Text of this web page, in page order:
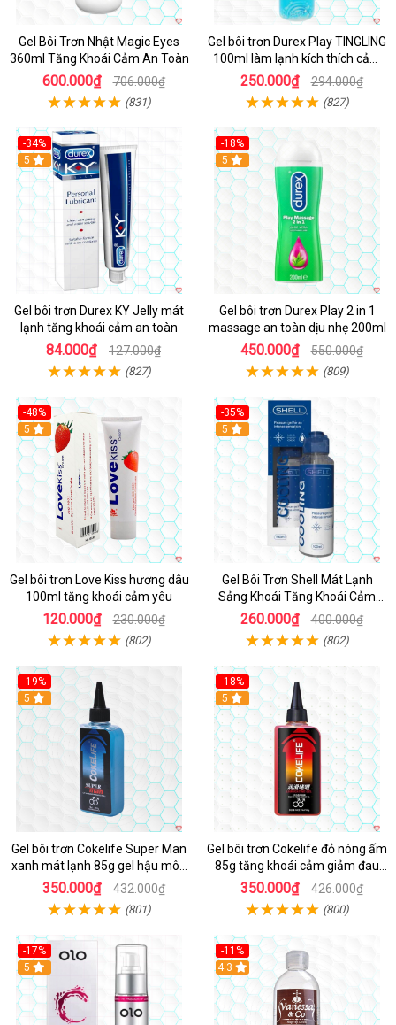
Gel Bôi Trơn Nhật Magic Eyes
360ml Tăng Khoái Cảm An Toàn
600.000₫ 706.000₫
(831)
Gel bôi trơn Durex Play TINGLING
100ml làm lạnh kích thích cảm
xúc
250.000₫ 294.000₫
(827)
-34%
5
Gel bôi trơn Durex KY Jelly mát
lạnh tăng khoái cảm an toàn
84.000₫ 127.000₫
(827)
-18%
Hot
5
Gel bôi trơn Durex Play 2 in 1
massage an toàn dịu nhẹ 200ml
450.000₫ 550.000₫
(809)
-48%
Hot
5
Gel bôi trơn Love Kiss hương dâu
100ml tăng khoái cảm yêu
120.000₫ 230.000₫
(802)
-35%
5
Gel Bôi Trơn Shell Mát Lạnh
Sảng Khoái Tăng Khoái Cảm
100ml
260.000₫ 400.000₫
(802)
-19%
5
Gel bôi trơn Cokelife Super Man
xanh mát lạnh 85g gel hậu môn
cho gay
350.000₫ 432.000₫
(801)
-18%
5
Gel bôi trơn Cokelife đỏ nóng ấm
85g tăng khoái cảm giảm đau
rát hậu môn
350.000₫ 426.000₫
(800)
-17%
5
-11%
Hot
4.3